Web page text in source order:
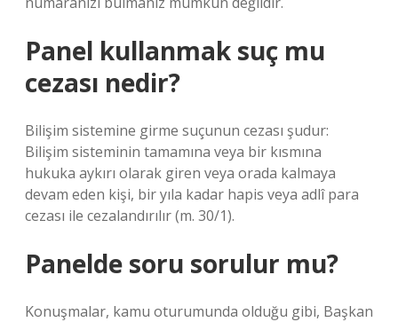
Panel kullanmak suç mu
cezası nedir?
Bilişim sistemine girme suçunun cezası şudur:
Bilişim sisteminin tamamına veya bir kısmına
hukuka aykırı olarak giren veya orada kalmaya
devam eden kişi, bir yıla kadar hapis veya adlî para
cezası ile cezalandırılır (m. 30/1).
Panelde soru sorulur mu?
Konuşmalar, kamu oturumunda olduğu gibi, Başkan